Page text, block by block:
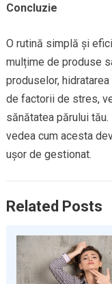
Concluzie
O rutină simplă și
mulțime de produse
produselor,
de factorii de stres,
sănătatea părului
vedea cum acesta
ușor de gestionat.
Related Posts